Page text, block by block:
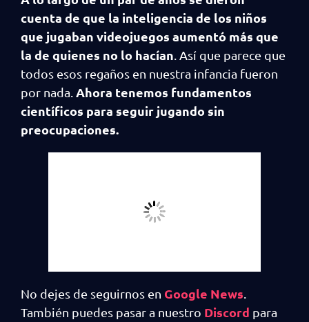
cuenta de que la inteligencia de los niños
que jugaban videojuegos aumentó más que
la de quienes no lo hacían . Así que parece que
todos esos regaños en nuestra infancia fueron
por nada. Ahora tenemos fundamentos
científicos para seguir jugando sin
preocupaciones.
No dejes de seguirnos en Google News
También puedes pasar a nuestro Discord para